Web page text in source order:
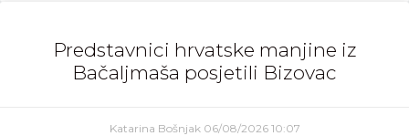
Predstavnici hrvatske manjine iz
Bačaljmaša posjetili Bizovac
Katarina Bošnjak 06/08/2026 10:07